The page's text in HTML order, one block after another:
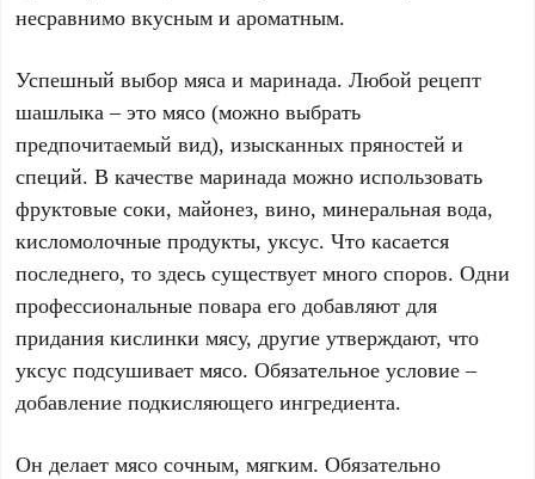
несравнимо вкусным и ароматным.
Успешный выбор мяса и маринада. Любой рецепт
шашлыка – это мясо (можно выбрать
предпочитаемый вид), изысканных пряностей и
специй. В качестве маринада можно использовать
фруктовые соки, майонез, вино, минеральная вода,
кисломолочные продукты, уксус. Что касается
последнего, то здесь существует много споров. Одни
профессиональные повара его добавляют для
придания кислинки мясу, другие утверждают, что
уксус подсушивает мясо. Обязательное условие –
добавление подкисляющего ингредиента.
Он делает мясо сочным, мягким. Обязательно